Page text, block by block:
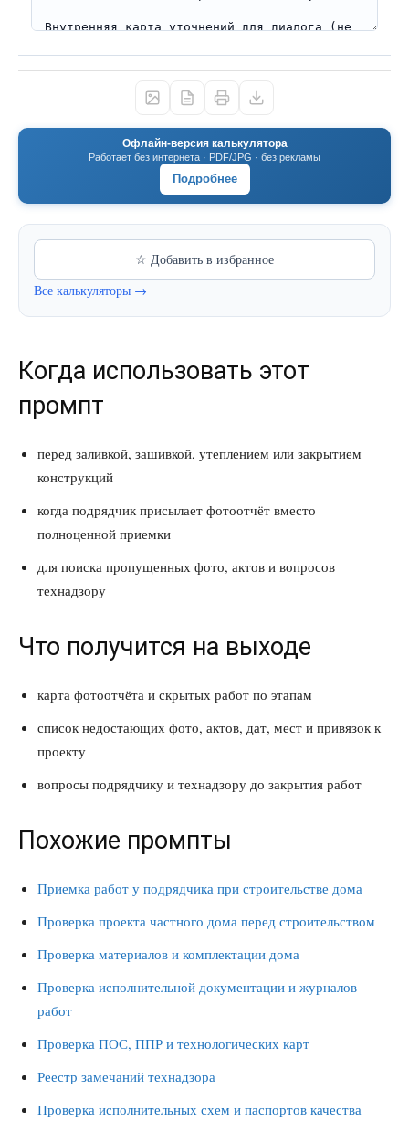
Офлайн-версия калькулятора
Работает без интернета · PDF/JPG · без рекламы
Подробнее
☆ Добавить в избранное
Все калькуляторы →
Когда использовать этот
промпт
перед заливкой, зашивкой, утеплением или закрытием
конструкций
когда подрядчик присылает фотоотчёт вместо
полноценной приемки
для поиска пропущенных фото, актов и вопросов
технадзору
Что получится на выходе
карта фотоотчёта и скрытых работ по этапам
список недостающих фото, актов, дат, мест и привязок к
проекту
вопросы подрядчику и технадзору до закрытия работ
Похожие промпты
Приемка работ у подрядчика при строительстве дома
Проверка проекта частного дома перед строительством
Проверка материалов и комплектации дома
Проверка исполнительной документации и журналов
работ
Проверка ПОС, ППР и технологических карт
Реестр замечаний технадзора
Проверка исполнительных схем и паспортов качества